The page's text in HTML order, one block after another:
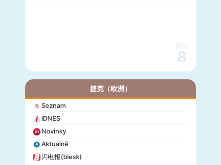
网站
8
捷克（欧洲）
Seznam
iDNES
Novinky
Aktuálně
闪电报(blesk)